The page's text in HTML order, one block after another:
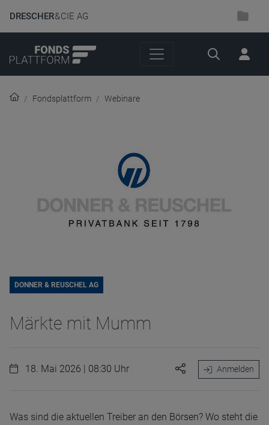
DRESCHER& CIE AG
Suche
Fondsplattform Webinare
DONNER & REUSCHEL AG
Märkte mit Mumm
18. Mai 2026 | 08:30 Uhr Anmelden
Was sind die aktuellen Treiber an den Börsen? Wo steht die